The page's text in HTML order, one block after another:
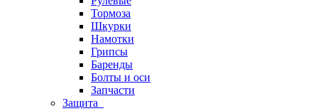
Тормоза
Шкурки
Намотки
Грипсы
Баренды
Болты и оси
Запчасти
Защита